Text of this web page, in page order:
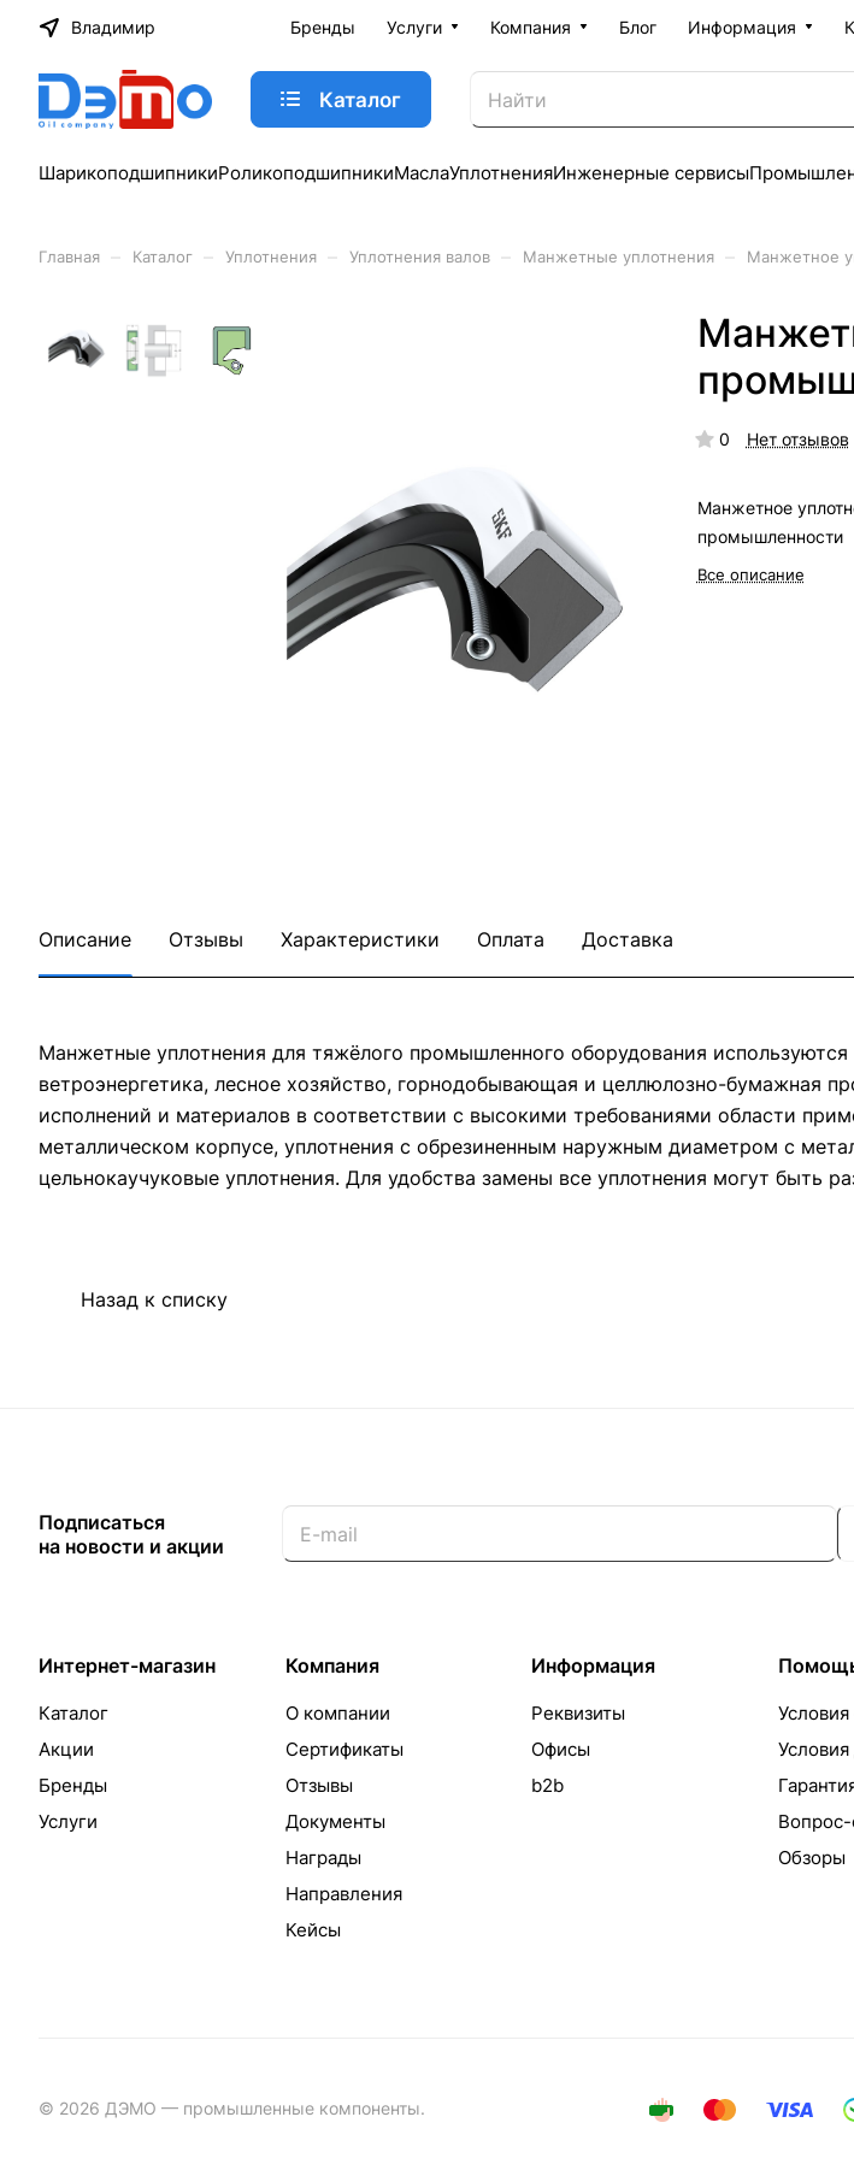
Владимир Бренды Услуги Компания Блог Информация
Каталог
ШарикоподшипникиРоликоподшипникиМаслаУплотненияИнженерные сервисы
Главная Каталог Уплотнения Уплотнения валов Манжетные уплотнения Манжетное
0 Нет отзывов
Манжетное
промышленности
Все описание
Описание Отзывы Характеристики Оплата Доставка
Манжетные уплотнения для тяжёлого промышленного оборудования используются
ветроэнергетика, лесное хозяйство, горнодобывающая и целлюлозно-бумажная
исполнений и материалов в соответствии с высокими требованиями области
металлическом корпусе, уплотнения с обрезиненным наружным диаметром с
цельнокаучуковые уплотнения. Для удобства замены все уплотнения могут быть
Назад к списку
Подписаться
на новости и акции
Интернет-магазин
Каталог
Акции
Бренды
Услуги
Компания
О компании
Сертификаты
Отзывы
Документы
Награды
Направления
Кейсы
Информация
Реквизиты
Офисы
b2b
Условия
Вопрос-
Обзоры
© 2026 ДЭМО — промышленные компоненты.